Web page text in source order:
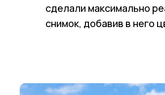
сделали максимально
снимок, добавив в него